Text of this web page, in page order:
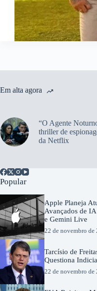
Em alta agora
“O Agente
thriller de
da Netflix
Popular
Apple Planeja
Avançados de
e Gemini Live
22 de novembro de
Tarcísio de
Questiona
22 de novembro de